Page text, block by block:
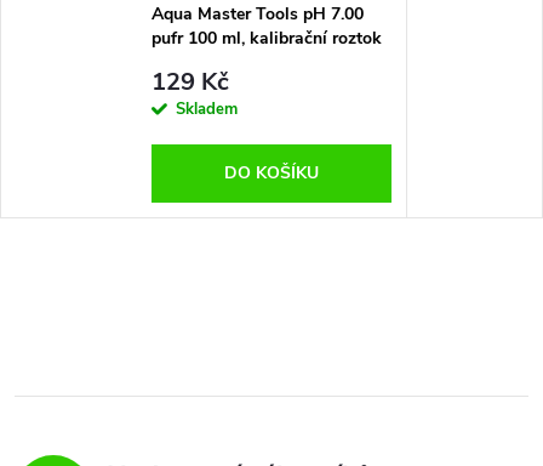
Aqua Master Tools pH 7.00
pufr 100 ml, kalibrační roztok
129 Kč
Skladem
DO KOŠÍKU